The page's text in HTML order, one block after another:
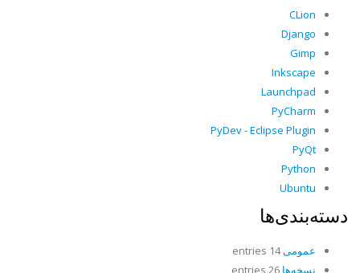
CLion
Django
Gimp
Inkscape
Launchpad
PyCharm
PyDev - Eclipse Plugin
PyQt
Python
Ubuntu
دسته‌بندی‌ها
عمومی14 entries